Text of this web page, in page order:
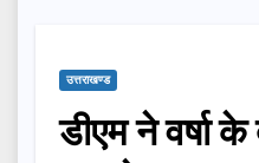
उत्तराखण्ड
डीएम ने वर्षा